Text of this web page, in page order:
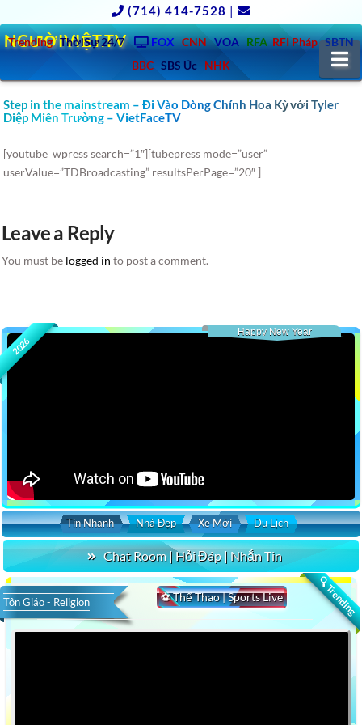
(714) 414-7528 |
Trending ThờiSự 24/7 FOX CNN VOA RFA RFI Pháp SBTN
BBC SBS Úc NHK
NGƯỜIVIỆT.TV
Step in the mainstream – Đi Vào Dòng Chính Hoa Kỳ với Tyler
Diệp Miên Trường – VietFaceTV
[youtube_wpress search=”1″][tubepress mode=”user”
userValue=”TDBroadcasting” resultsPerPage=”20″ ]
Leave a Reply
You must be logged in to post a comment.
2026
Happy New Year
Tin Nhanh Nhà Đẹp Xe Mới Du Lịch
Chat Room | Hỏi Đáp | Nhắn Tin
🔍 Trending
⚽ Thể Thao | Sports Live
Tôn Giáo - Religion